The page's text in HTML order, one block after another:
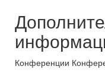
Конференции